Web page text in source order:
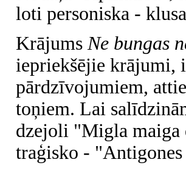
loti personiska -
KrājumsNe bungas
iepriekšējie krājumi,
pārdzīvojumiem,
toņiem. Lai
dzejoli "Migla
traģisko -